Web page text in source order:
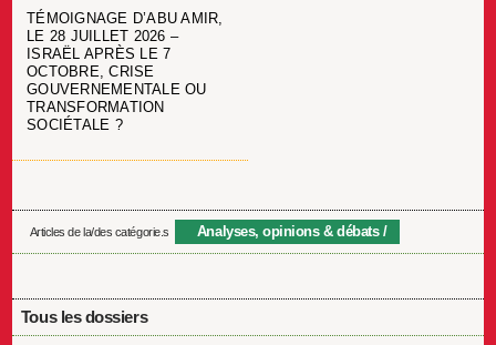
TÉMOIGNAGE D’ABU AMIR,
LE 28 JUILLET 2026 –
ISRAËL APRÈS LE 7
OCTOBRE, CRISE
GOUVERNEMENTALE OU
TRANSFORMATION
SOCIÉTALE ?
Articles de la/des catégorie.s Analyses, opinions & débats
Tous les dossiers